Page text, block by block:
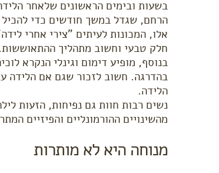
בשעות ובימים הראשונים שלאחר
הרחם, שגדל במשך חודשים כדי להכיל
אלו, המכונות לעיתים "צירי אחרי
חלק טבעי וחשוב מתהליך ההתאוששות.
בנוסף, מופיע דימום וגינלי הנקרא
בהדרגה. חשוב לזכור שגם אם הלידה
הלידה.
נשים רבות חוות גם נפיחות, הזעות
מהשינויים ההורמונליים והפיזיים
מנוחה היא לא מותרות